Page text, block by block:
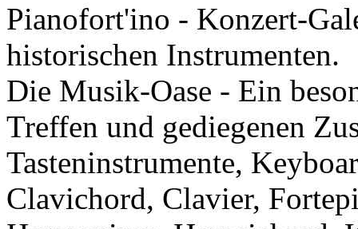
Pianofort'ino - Konzert-
historischen Instrumenten.
Die Musik-Oase - Ein
Treffen und gediegenen
Tasteninstrumente,
Clavichord, Clavier,